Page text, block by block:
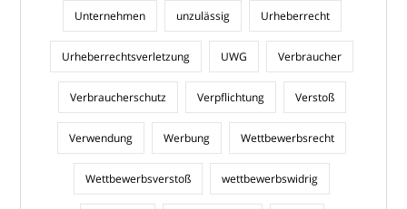
Unternehmen unzulässig Urheberrecht
Urheberrechtsverletzung UWG Verbraucher
Verbraucherschutz Verpflichtung Verstoß
Verwendung Werbung Wettbewerbsrecht
Wettbewerbsverstoß wettbewerbswidrig